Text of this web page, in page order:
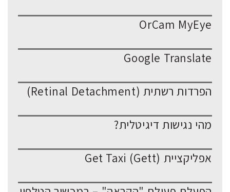
OrCam MyEye
Google Translate
הפרדות רשתית (Retinal Detachment)
מהי נגישות דיגיטלית?
אפליקציית Get Taxi (Gett)